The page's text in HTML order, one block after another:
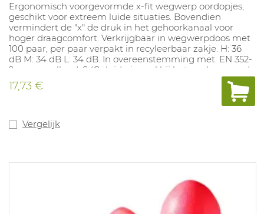
Ergonomisch voorgevormde x-fit wegwerp oordopjes,
geschikt voor extreem luide situaties. Bovendien
vermindert de "x" de druk in het gehoorkanaal voor
hoger draagcomfort. Verkrijgbaar in wegwerpdoos met
100 paar, per paar verpakt in recyleerbaar zakje. H: 36
dB M: 34 dB L: 34 dB. In overeenstemming met: EN 352-
2 en aanvullend: S (Geluidssignaal bij het werken aan de
rails), V (Geluidssignaal in stratenverkeer), W
(Waarschuwingssignaal, algemeen) en E
17,73 €
Vergelijk